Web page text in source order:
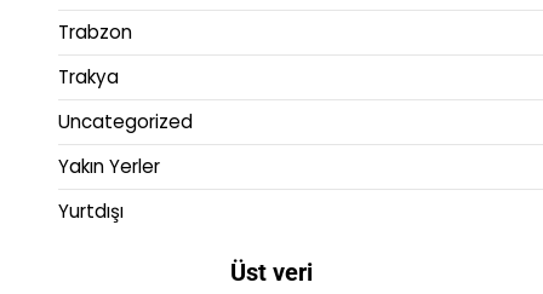
Trabzon
Trakya
Uncategorized
Yakın Yerler
Yurtdışı
Üst veri